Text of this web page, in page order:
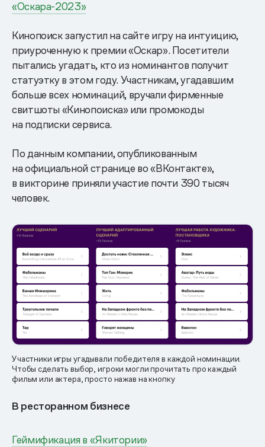
«Оскара-2023»
Кинопоиск запустил на сайте игру на интуицию,
приуроченную к премии «Оскар». Посетители
пытались угадать, кто из номинантов получит
статуэтку в этом году. Участникам, угадавшим
больше всех номинаций, вручали фирменные
свитшоты «Кинопоиска» или промокоды
на подписки сервиса.
По данным компании, опубликованным
на официальной странице во «ВКонтакте»,
в викторине приняли участие почти 390 тысяч
человек.
Участники игры угадывали победителя в каждой номинации.
Чтобы сделать выбор, игроки могли прочитать про каждый
фильм или актера, просто нажав на кнопку
В ресторанном бизнесе
Геймификация в «Якитории»